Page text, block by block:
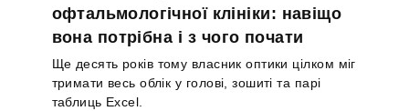
офтальмологічної клініки: навіщо
вона потрібна і з чого почати
Ще десять років тому власник оптики цілком міг
тримати весь облік у голові, зошиті та парі
таблиць Excel.